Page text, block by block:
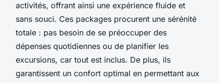
activités, offrant ainsi une expérience fluide et
sans souci. Ces packages procurent une sérénité
totale : pas besoin de se préoccuper des
dépenses quotidiennes ou de planifier les
excursions, car tout est inclus. De plus, ils
garantissent un confort optimal en permettant aux